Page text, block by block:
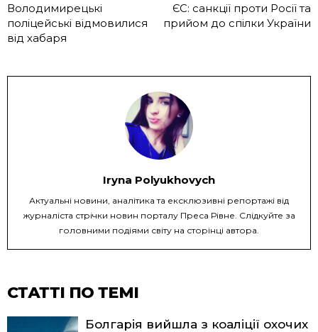
Володимирецькі
поліцейські відмовилися
від хабаря
ЄС: санкції проти Росії та
прийом до спілки України
Iryna Polyukhovych
Актуальні новини, аналітика та ексклюзивні репортажі від
журналіста стрічки новин порталу Преса Рівне. Слідкуйте за
головними подіями світу на сторінці автора.
СТАТТІ ПО ТЕМІ
Болгарія вийшла з коаліції охочих